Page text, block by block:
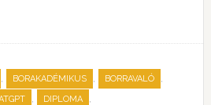
, BORAKADÉMIKUS , BORRAVALÓ ,
, DIPLOMA ,